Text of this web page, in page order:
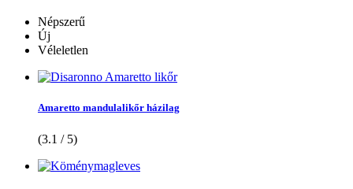
Népszerű
Új
Véleletlen
Amaretto mandulalikőr házilag
(3.1 / 5)